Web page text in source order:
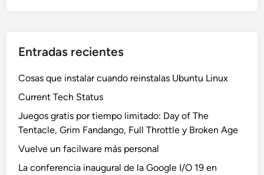
Entradas recientes
Cosas que instalar cuando reinstalas Ubuntu Linux
Current Tech Status
Juegos gratis por tiempo limitado: Day of The
Tentacle, Grim Fandango, Full Throttle y Broken Age
Vuelve un facilware más personal
La conferencia inaugural de la Google I/O 19 en